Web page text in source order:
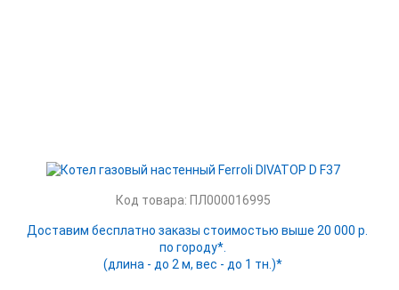
Код товара: ПЛ000016995
Доставим бесплатно заказы стоимостью выше 20 000 р.
по городу*.
(длина - до 2 м, вес - до 1 тн.)*